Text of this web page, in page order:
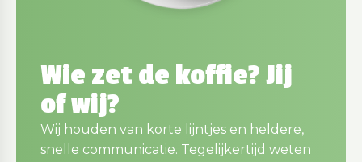
Wie zet de koffie? Jij
of wij?
Wij houden van korte lijntjes en heldere,
snelle communicatie. Tegelijkertijd weten